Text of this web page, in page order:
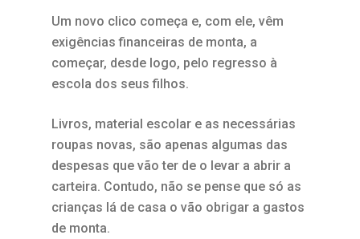
Um novo clico começa e, com ele, vêm
exigências financeiras de monta, a
começar, desde logo, pelo regresso à
escola dos seus filhos.
Livros, material escolar e as necessárias
roupas novas, são apenas algumas das
despesas que vão ter de o levar a abrir a
carteira. Contudo, não se pense que só as
crianças lá de casa o vão obrigar a gastos
de monta.